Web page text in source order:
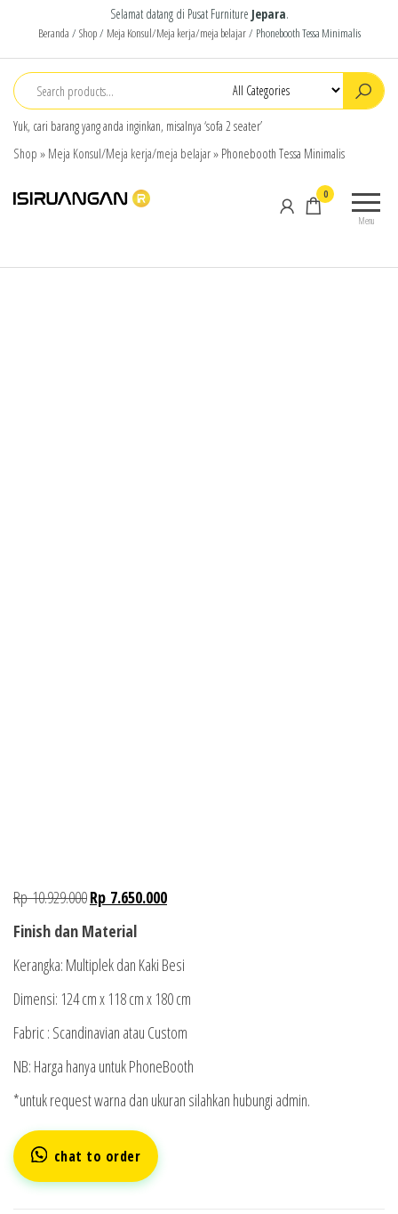
Selamat datang di Pusat Furniture Jepara.
Beranda / Shop/ Meja Konsul/Meja kerja/meja belajar/ Phonebooth Tessa Minimalis
Yuk, cari barang yang anda inginkan, misalnya ‘sofa 2 seater’
Shop » Meja Konsul/Meja kerja/meja belajar» Phonebooth Tessa Minimalis
products
Menu
0
Rp10.929.000Rp 7.650.000
Finish dan Material
Kerangka: Multiplek dan Kaki Besi
Dimensi: 124 cm x 118 cm x 180 cm
Fabric : Scandinavian atau Custom
NB: Harga hanya untuk PhoneBooth
*untuk request warna dan ukuran silahkan hubungi admin.
chat to order